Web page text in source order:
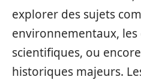
explorer des sujets
environnementaux,
scientifiques, ou
historiques majeurs.